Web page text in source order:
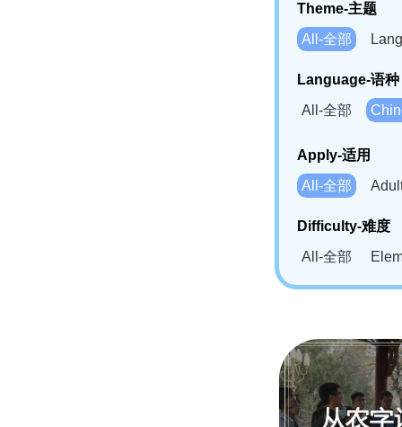
Theme-主题
All-全部
Language-语种
All-全部
Bahasa
Swahili(SW)-
Apply-适用
All-全部
Difficulty-难度
All-全部